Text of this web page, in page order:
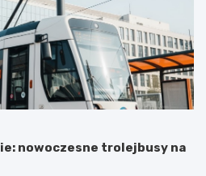
nowoczesne trolejbusy na